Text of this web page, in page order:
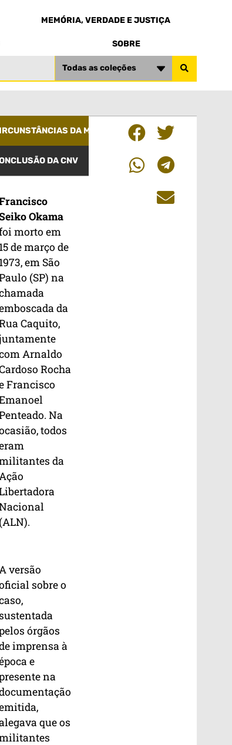
MEMÓRIA, VERDADE E JUSTIÇA
SOBRE
Todas as coleções
DA MORTE
DA CNV
Okama
morto em
15 de março de
1973, em São
(SP) na
da
Caquito,
Arnaldo
Rocha
Francisco
Na
todos
da
(ALN).
versão
sobre o
órgãos
imprensa à
e
na
que os